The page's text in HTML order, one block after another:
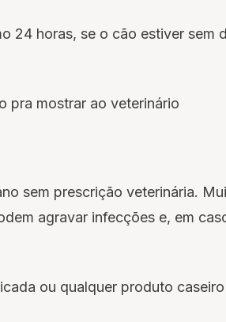
24 horas, se o cão estiver sem
pra mostrar ao veterinário
sem prescrição veterinária.
agravar infecções e, em
ou qualquer produto caseiro